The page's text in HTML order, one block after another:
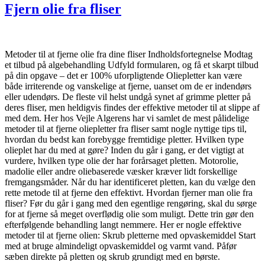
Fjern olie fra fliser
Metoder til at fjerne olie fra dine fliser Indholdsfortegnelse Modtag
et tilbud på algebehandling Udfyld formularen, og få et skarpt tilbud
på din opgave – det er 100% uforpligtende Oliepletter kan være
både irriterende og vanskelige at fjerne, uanset om de er indendørs
eller udendørs. De fleste vil helst undgå synet af grimme pletter på
deres fliser, men heldigvis findes der effektive metoder til at slippe af
med dem. Her hos Vejle Algerens har vi samlet de mest pålidelige
metoder til at fjerne oliepletter fra fliser samt nogle nyttige tips til,
hvordan du bedst kan forebygge fremtidige pletter. Hvilken type
olieplet har du med at gøre? Inden du går i gang, er det vigtigt at
vurdere, hvilken type olie der har forårsaget pletten. Motorolie,
madolie eller andre oliebaserede væsker kræver lidt forskellige
fremgangsmåder. Når du har identificeret pletten, kan du vælge den
rette metode til at fjerne den effektivt. Hvordan fjerner man olie fra
fliser? Før du går i gang med den egentlige rengøring, skal du sørge
for at fjerne så meget overflødig olie som muligt. Dette trin gør den
efterfølgende behandling langt nemmere. Her er nogle effektive
metoder til at fjerne olien: Skrub pletterne med opvaskemiddel Start
med at bruge almindeligt opvaskemiddel og varmt vand. Påfør
sæben direkte på pletten og skrub grundigt med en børste.